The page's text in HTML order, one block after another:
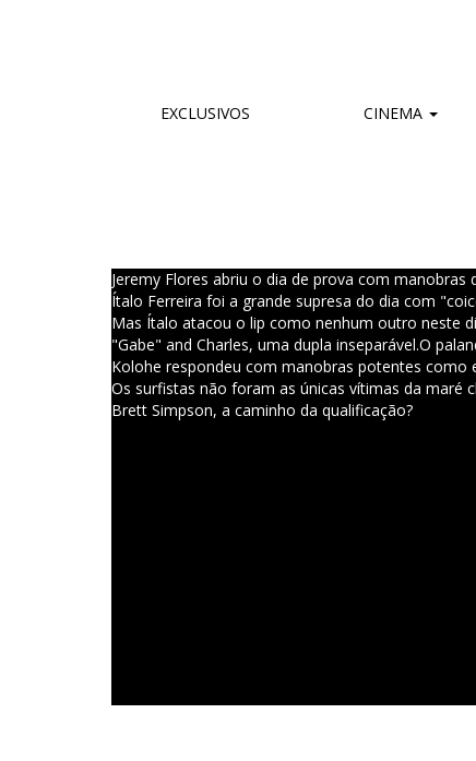
EXCLUSIVOS CINEMA
Jeremy Flores abriu o dia de prova com manobras
Ítalo Ferreira foi a grande supresa do dia com
Mas Ítalo atacou o lip como nenhum outro neste
"Gabe" and Charles, uma dupla inseparável.O
Kolohe respondeu com manobras potentes como
Os surfistas não foram as únicas vítimas da maré
Brett Simpson, a caminho da qualificação?